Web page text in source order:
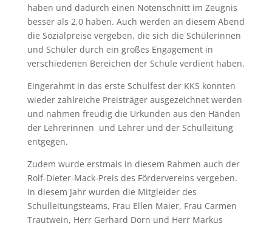
haben und dadurch einen Notenschnitt im Zeugnis
besser als 2,0 haben. Auch werden an diesem Abend
die Sozialpreise vergeben, die sich die Schülerinnen
und Schüler durch ein großes Engagement in
verschiedenen Bereichen der Schule verdient haben.
Eingerahmt in das erste Schulfest der KKS konnten
wieder zahlreiche Preisträger ausgezeichnet werden
und nahmen freudig die Urkunden aus den Händen
der Lehrerinnen und Lehrer und der Schulleitung
entgegen.
Zudem wurde erstmals in diesem Rahmen auch der
Rolf-Dieter-Mack-Preis des Fördervereins vergeben.
In diesem Jahr wurden die Mitgleider des
Schulleitungsteams, Frau Ellen Maier, Frau Carmen
Trautwein, Herr Gerhard Dorn und Herr Markus